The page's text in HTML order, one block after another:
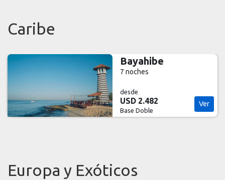
Caribe
Punta Cana
7 noches
desde
USD 2.978
Base Doble
Ver
Europa y Exóticos